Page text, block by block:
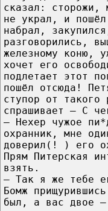
сказал: сторожи,
не украл, и
набрал,
разговорились,
железному коню,
хочет его
подлетает этот
пошёл отсюда!
ступор от такого
спрашивает — С
— Нехер чужое
охранник, мне
доверил(! ) его
Прям Питерская
взять.
— Так я же тебе
Бомж
был, а вас двое —